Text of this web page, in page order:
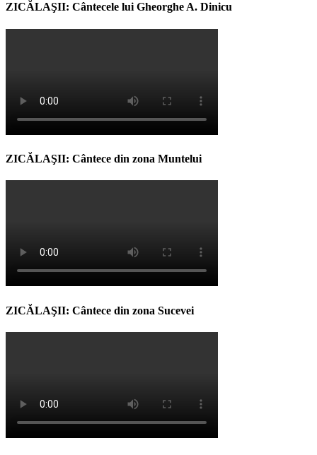
ZICĂLAŞII: Cântecele lui Gheorghe A. Dinicu
ZICĂLAŞII: Cântece din zona Muntelui
ZICĂLAŞII: Cântece din zona Sucevei